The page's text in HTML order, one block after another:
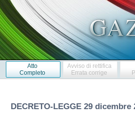
Atto
Completo
Avviso di rettifica
Errata corrige
DECRETO-LEGGE 29 dicembre